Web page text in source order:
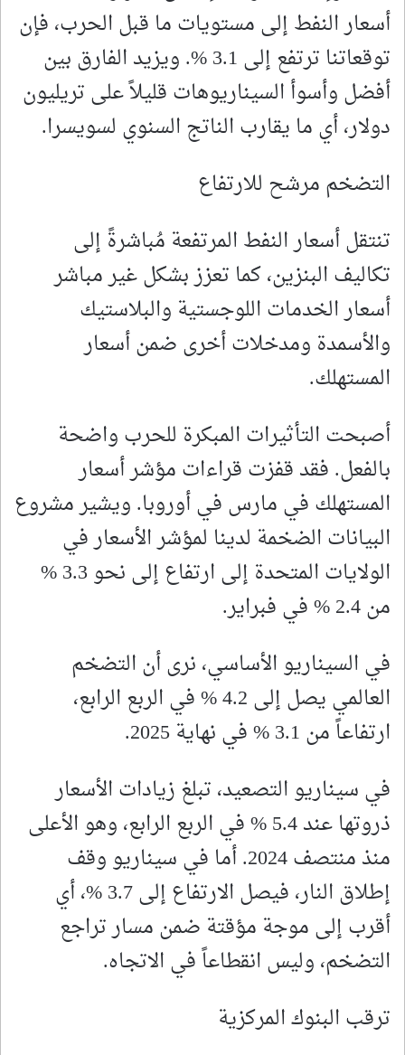
أسعار النفط إلى مستويات ما قبل الحرب، فإن
توقعاتنا ترتفع إلى 3.1 %. ويزيد الفارق بين
أفضل وأسوأ السيناريوهات قليلاً على تريليون
دولار، أي ما يقارب الناتج السنوي لسويسرا.
التضخم مرشح للارتفاع
تنتقل أسعار النفط المرتفعة مُباشرةً إلى
تكاليف البنزين، كما تعزز بشكل غير مباشر
أسعار الخدمات اللوجستية والبلاستيك
والأسمدة ومدخلات أخرى ضمن أسعار
المستهلك.
أصبحت التأثيرات المبكرة للحرب واضحة
بالفعل. فقد قفزت قراءات مؤشر أسعار
المستهلك في مارس في أوروبا. ويشير مشروع
البيانات الضخمة لدينا لمؤشر الأسعار في
الولايات المتحدة إلى ارتفاع إلى نحو 3.3 %
من 2.4 % في فبراير.
في السيناريو الأساسي، نرى أن التضخم
العالمي يصل إلى 4.2 % في الربع الرابع،
ارتفاعاً من 3.1 % في نهاية 2025.
في سيناريو التصعيد، تبلغ زيادات الأسعار
ذروتها عند 5.4 % في الربع الرابع، وهو الأعلى
منذ منتصف 2024. أما في سيناريو وقف
إطلاق النار، فيصل الارتفاع إلى 3.7 %، أي
أقرب إلى موجة مؤقتة ضمن مسار تراجع
التضخم، وليس انقطاعاً في الاتجاه.
ترقب البنوك المركزية